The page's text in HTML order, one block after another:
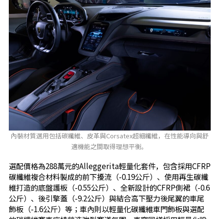
內裝材質選用包括碳纖維、皮革與Corsatex超細纖維，在性能導向與舒
適機能之間取得理想平衡。
選配價格為288萬元的Alleggerita輕量化套件，包含採用CFRP
碳纖維複合材料製成的前下擾流（-0.19公斤）、使用再生碳纖
維打造的底盤護板（-0.55公斤）、全新設計的CFRP側裙（-0.6
公斤）、後引擎蓋（-9.2公斤）與結合高下壓力後尾翼的車尾
飾板（-1.6公斤）等；車內則以輕量化碳纖維車門飾板與選配